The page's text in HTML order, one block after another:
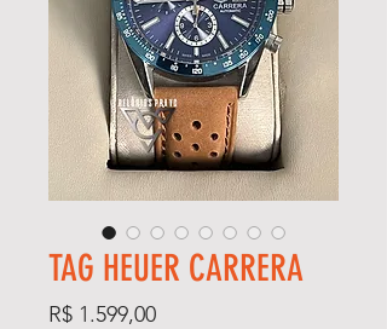
TAG HEUER CARRERA
R$ 1.599,00Preço